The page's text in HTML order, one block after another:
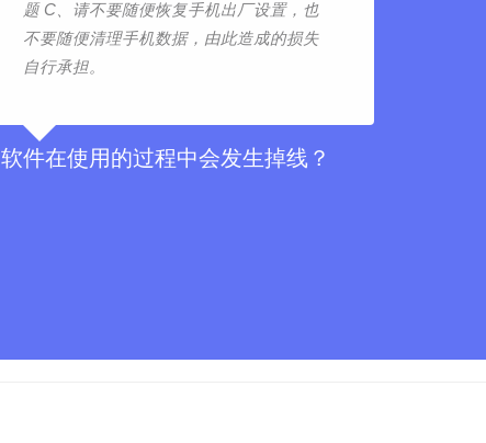
题 C、请不要随便恢复手机出厂设置，也
不要随便清理手机数据，由此造成的损失
自行承担。
软件在使用的过程中会发生掉线？